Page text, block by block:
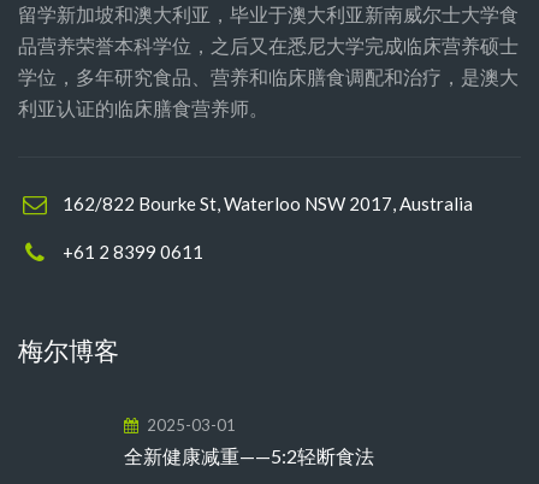
留学新加坡和澳大利亚，毕业于澳大利亚新南威尔士大学食
品营养荣誉本科学位，之后又在悉尼大学完成临床营养硕士
学位，多年研究食品、营养和临床膳食调配和治疗，是澳大
利亚认证的临床膳食营养师。
162/822 Bourke St, Waterloo NSW 2017, Australia
+61 2 8399 0611
梅尔博客
2025-03-01
全新健康减重——5:2轻断食法